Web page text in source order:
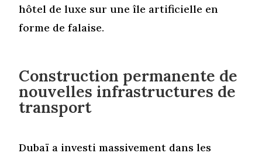
hôtel de luxe sur une île artificielle en
forme de falaise.
Construction permanente de
nouvelles infrastructures de
transport
Dubaï a investi massivement dans les